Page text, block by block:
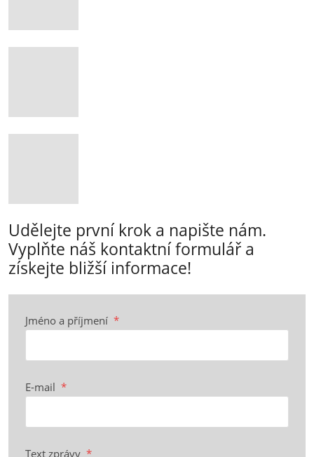
Udělejte první krok a napište nám.
Vyplňte náš kontaktní formulář a
získejte bližší informace!
Jméno a příjmení *
E-mail *
Text zprávy *